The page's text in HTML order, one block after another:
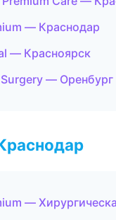
— Краснодар
— Красноярск
— Оренбург
—